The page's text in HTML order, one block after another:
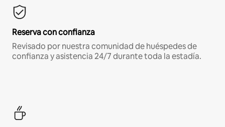
Reserva con confianza
Revisado por nuestra comunidad de huéspedes de
confianza y asistencia 24/7 durante toda la estadía.